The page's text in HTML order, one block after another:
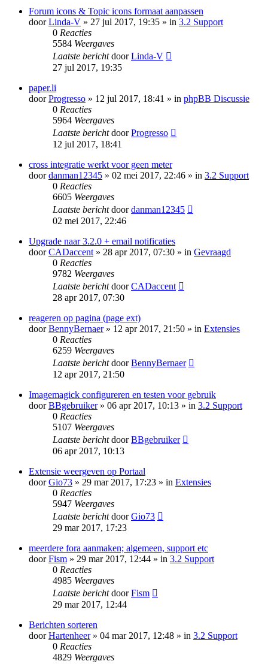
Forum icons & Topic icons formaat aanpassen
doorLinda-V » 27 jul 2017, 19:35 » in 3.2 Support
0 Reacties
5584 Weergaves
Laatste berichtdoorLinda-V
27 jul 2017, 19:35
paper.li
doorProgresso » 12 jul 2017, 18:41 » in phpBB Discussie
0 Reacties
5964 Weergaves
Laatste berichtdoorProgresso
12 jul 2017, 18:41
cross integratie werkt voor geen meter
doordanman12345 » 02 mei 2017, 22:46 » in 3.2 Support
0 Reacties
6605 Weergaves
Laatste berichtdoordanman12345
02 mei 2017, 22:46
Upgrade naar 3.2.0 + email notificaties
doorCADaccent» 28 apr 2017, 07:30 » in Gevraagd
0 Reacties
9782 Weergaves
Laatste berichtdoorCADaccent
28 apr 2017, 07:30
reageren op pagina (page ext)
doorBennyBernaer» 12 apr 2017, 21:50 » in Extensies
0 Reacties
6259 Weergaves
Laatste berichtdoorBennyBernaer
12 apr 2017, 21:50
Imagemagick configureren en testen voor gebruik
doorBBgebruiker» 06 apr 2017, 10:13 » in 3.2 Support
0 Reacties
5107 Weergaves
Laatste berichtdoorBBgebruiker
06 apr 2017, 10:13
Extensie weergeven op Portaal
doorGio73 » 29 mar 2017, 17:23 » in Extensies
0 Reacties
5947 Weergaves
Laatste berichtdoorGio73
29 mar 2017, 17:23
meerdere fora aanmaken; algemeen, support etc
doorFism » 29 mar 2017, 12:44 » in 3.2 Support
0 Reacties
4985 Weergaves
Laatste berichtdoorFism
29 mar 2017, 12:44
Berichten sorteren
doorHartenheer» 04 mar 2017, 12:48 » in 3.2 Support
0 Reacties
4829 Weergaves